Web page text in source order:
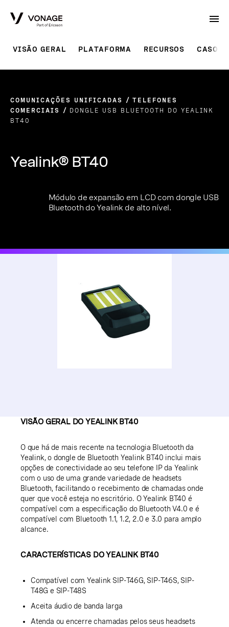
VISÃO GERAL PLATAFORMA RECURSOS CASOS
COMUNICAÇÕES UNIFICADAS
TELEFONES
COMERCIAIS
DONGLE USB BLUETOOTH DO YEALINK
BT40
Yealink® BT40
Módulo de expansão em LCD com dongle USB
Bluetooth do Yealink de alto nível.
VISÃO GERAL DO YEALINK BT40
O que há de mais recente na tecnologia Bluetooth da
Yealink, o dongle de Bluetooth Yealink BT40 inclui mais
opções de conectividade ao seu telefone IP da Yealink
com o uso de uma grande variedade de headsets
Bluetooth, facilitando o recebimento de chamadas onde
quer que você esteja no escritório. O Yealink BT40 é
compatível com a especificação do Bluetooth V4.0 e é
compatível com Bluetooth 1.1, 1.2, 2.0 e 3.0 para amplo
alcance.
CARACTERÍSTICAS DO YEALINK BT40
Compatível com Yealink SIP-T46G, SIP-T46S, SIP-
T48G e SIP-T48S
Aceita áudio de banda larga
Atenda ou encerre chamadas pelos seus headsets